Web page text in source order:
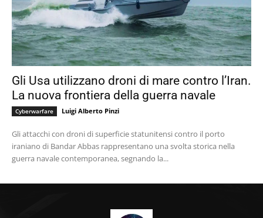
Gli Usa utilizzano droni di mare contro l’Iran.
La nuova frontiera della guerra navale
Cyberwarfare Luigi Alberto Pinzi
Gli attacchi con droni di superficie statunitensi contro il porto
iraniano di Bandar Abbas rappresentano una svolta storica nella
guerra navale contemporanea, segnando la...